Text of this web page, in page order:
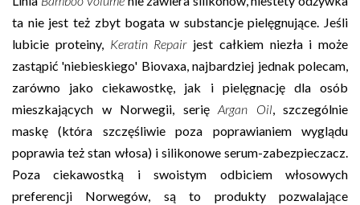
ta nie jest też zbyt bogata w substancje pielęgnujące. Jeśli
lubicie proteiny, Keratin Repairjest całkiem niezła i może
zastąpić 'niebieskiego' Biovaxa, najbardziej jednak polecam,
zarówno jako ciekawostkę, jak i pielęgnację dla osób
mieszkających w Norwegii, serię Argan Oil, szczególnie
maskę (która szczęśliwie poza poprawianiem wyglądu
poprawia też stan włosa) i silikonowe serum-zabezpieczacz.
Poza ciekawostką i swoistym odbiciem włosowych
preferencji Norwegów, są to produkty pozwalające